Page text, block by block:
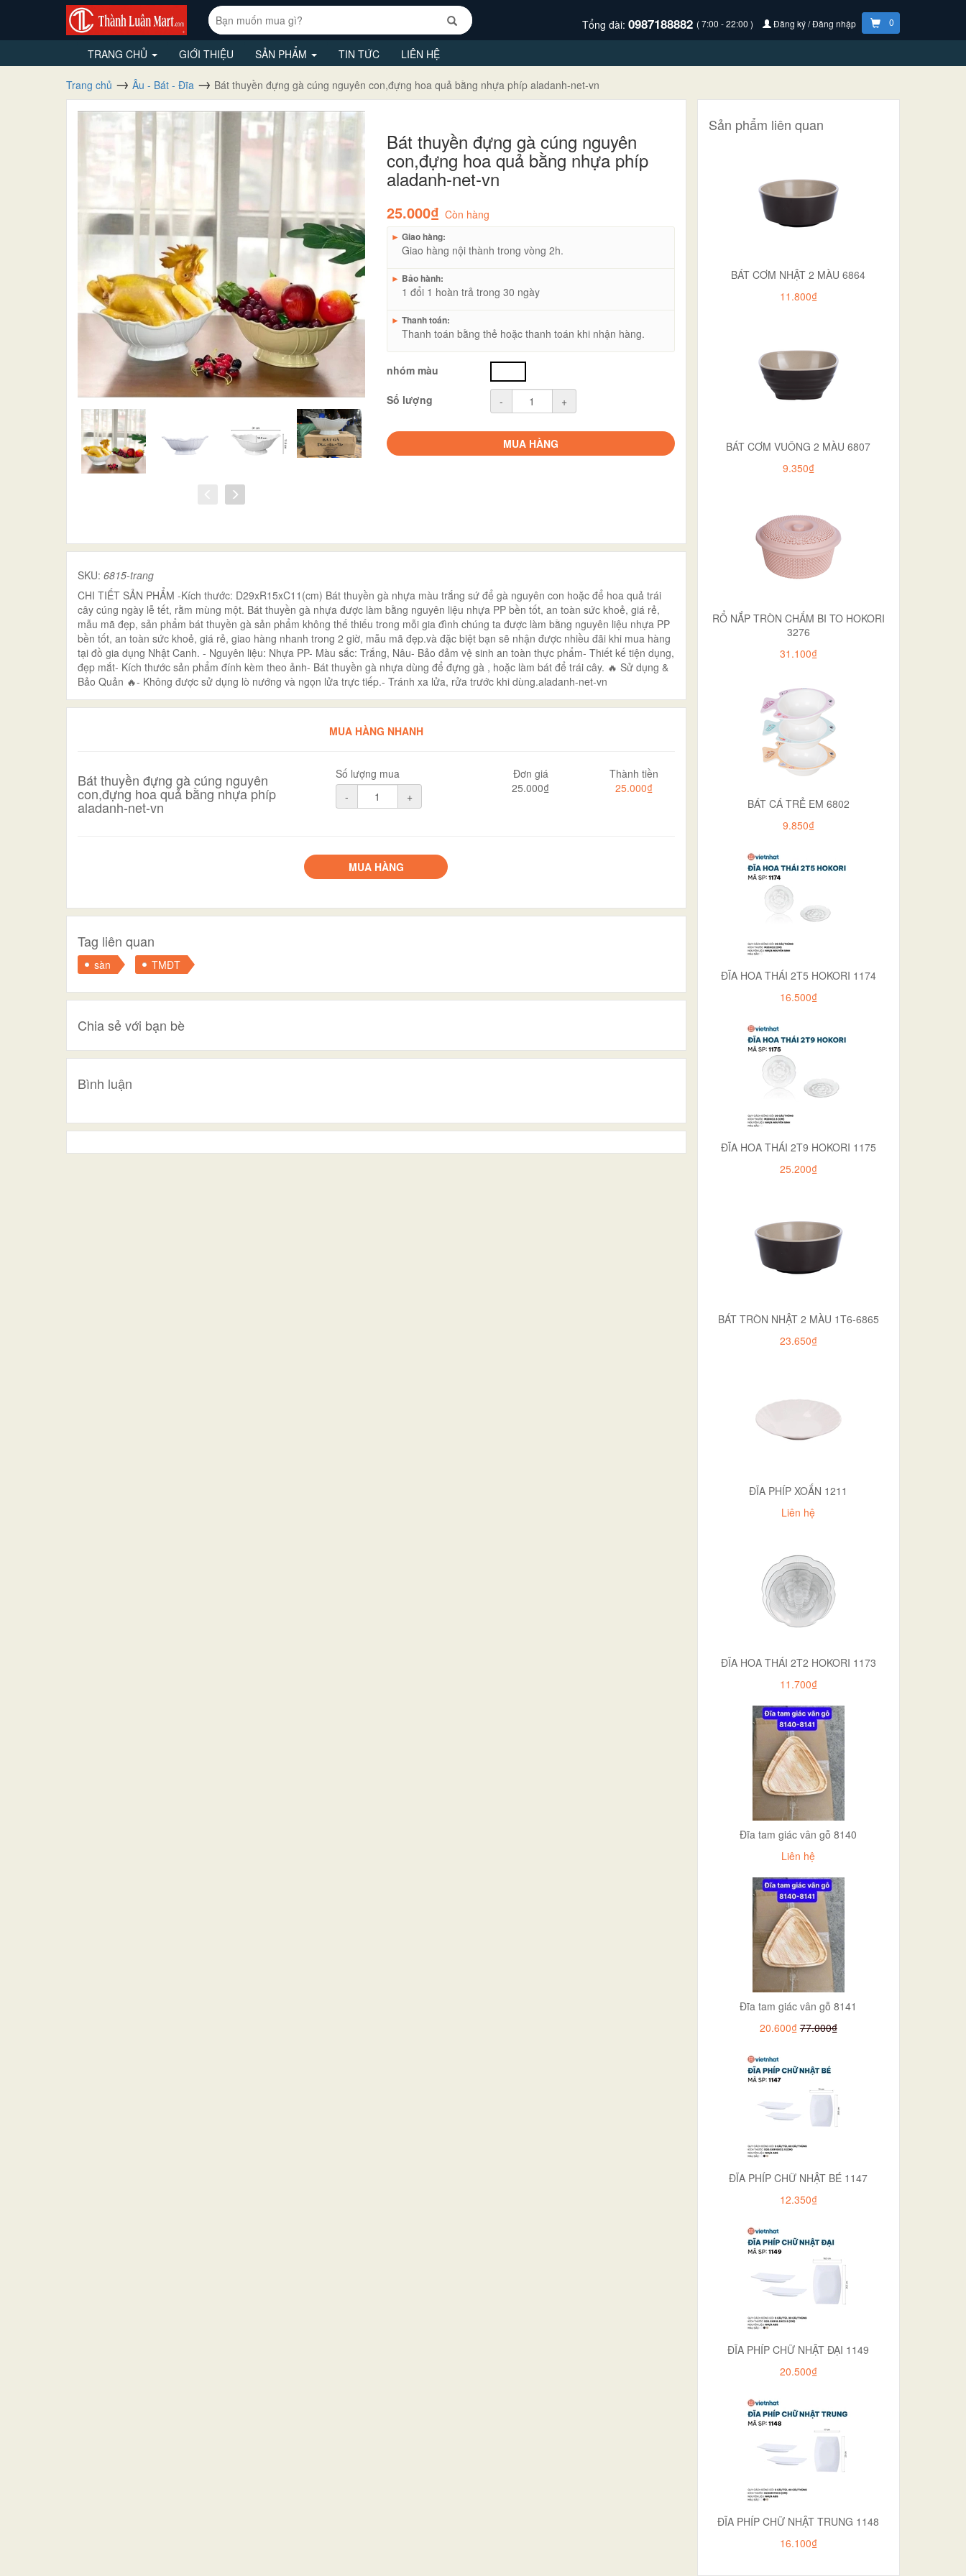
Tổng đài: 0987188882 ( 7:00 - 22:00 ) Đăng ký / Đăng nhập 0
TRANG CHỦ GIỚI THIỆU SẢN PHẨM TIN TỨC LIÊN HỆ
Trang chủ Âu - Bát - Đĩa Bát thuyền đựng gà cúng nguyên con,đựng hoa quả bằng nhựa phíp aladanh-net-vn
Bát thuyền đựng gà cúng nguyên
con,đựng hoa quả bằng nhựa phíp
aladanh-net-vn
25.000₫ Còn hàng
► Giao hàng:
Giao hàng nội thành trong vòng 2h.
► Bảo hành:
1 đổi 1 hoàn trả trong 30 ngày
► Thanh toán:
Thanh toán bằng thẻ hoặc thanh toán khi nhận hàng.
nhóm màu
Số lượng
- +
MUA HÀNG
SKU: 6815-trang
CHI TIẾT SẢN PHẨM -Kích thước: D29xR15xC11(cm) Bát thuyền gà nhựa màu trắng sứ để gà nguyên con hoặc để hoa quả trái
cây cúng ngày lễ tết, rằm mùng một. Bát thuyền gà nhựa được làm bằng nguyên liệu nhựa PP bền tốt, an toàn sức khoẻ, giá rẻ,
mẫu mã đẹp, sản phẩm bát thuyền gà sản phẩm không thế thiếu trong mỗi gia đình chúng ta được làm bằng nguyên liệu nhựa PP
bền tốt, an toàn sức khoẻ, giá rẻ, giao hàng nhanh trong 2 giờ, mẫu mã đẹp.và đặc biệt bạn sẽ nhận được nhiều đãi khi mua hàng
tại đồ gia dụng Nhật Canh. - Nguyên liệu: Nhựa PP- Màu sắc: Trắng, Nâu- Bảo đảm vệ sinh an toàn thực phẩm- Thiết kế tiện dụng,
đẹp mắt- Kích thước sản phẩm đính kèm theo ảnh- Bát thuyền gà nhựa dùng để đựng gà , hoặc làm bát để trái cây. 🔥 Sử dụng &
Bảo Quản 🔥- Không được sử dụng lò nướng và ngọn lửa trực tiếp.- Tránh xa lửa, rửa trước khi dùng.aladanh-net-vn
MUA HÀNG NHANH
Bát thuyền đựng gà cúng nguyên
con,đựng hoa quả bằng nhựa phíp
aladanh-net-vn
Số lượng mua
-
+
Đơn giá
25.000₫
Thành tiền
25.000₫
MUA HÀNG
Tag liên quan
sàn TMĐT
Chia sẻ với bạn bè
Bình luận
Sản phẩm liên quan
BÁT CƠM NHẬT 2 MÀU 6864
11.800₫
BÁT CƠM VUÔNG 2 MÀU 6807
9.350₫
RỔ NẮP TRÒN CHẤM BI TO HOKORI
3276
31.100₫
BÁT CÁ TRẺ EM 6802
9.850₫
ĐĨA HOA THÁI 2T5 HOKORI 1174
16.500₫
ĐĨA HOA THÁI 2T9 HOKORI 1175
25.200₫
BÁT TRÒN NHẬT 2 MÀU 1T6-6865
23.650₫
ĐĨA PHÍP XOẮN 1211
Liên hệ
ĐĨA HOA THÁI 2T2 HOKORI 1173
11.700₫
Đĩa tam giác vân gỗ 8140
Liên hệ
Đĩa tam giác vân gỗ 8141
20.600₫ 77.000₫
ĐĨA PHÍP CHỮ NHẬT BÉ 1147
12.350₫
ĐĨA PHÍP CHỮ NHẬT ĐẠI 1149
20.500₫
ĐĨA PHÍP CHỮ NHẬT TRUNG 1148
16.100₫